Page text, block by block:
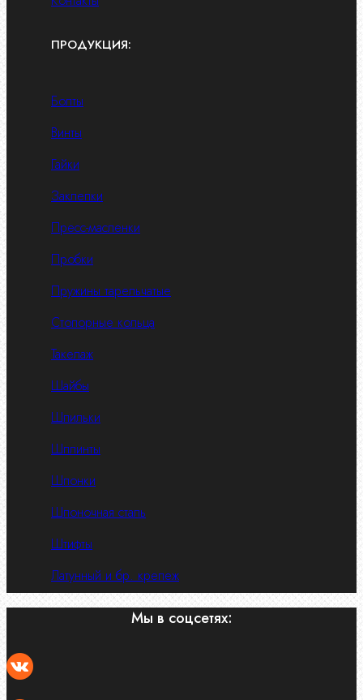
ПРОДУКЦИЯ:
Болты
Винты
Гайки
Заклепки
Пресс-масленки
Пробки
Пружины тарельчатые
Стопорные кольца
Такелаж
Шайбы
Шпильки
Шплинты
Шпонки
Шпоночная сталь
Штифты
Латунный и бр. крепеж
Мы в соцсетях: